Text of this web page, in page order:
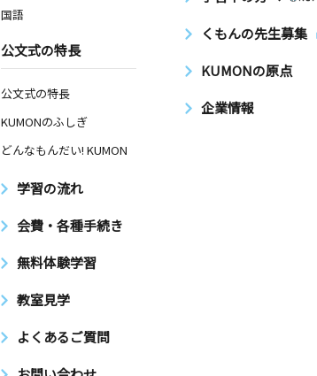
国語
公文式の特長
公文式の特長
KUMONのふしぎ
どんなもんだい! KUMON
学習の流れ
会費・各種手続き
無料体験学習
教室見学
よくあるご質問
くもんの先生募集
KUMONの原点
企業情報